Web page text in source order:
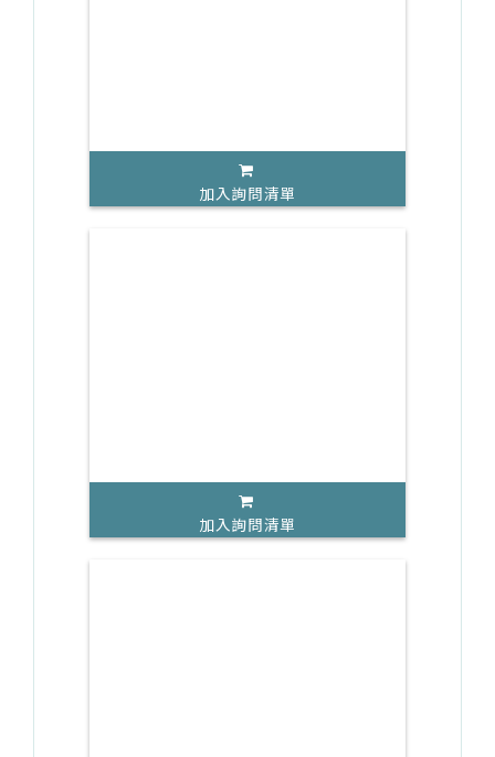
加入詢問清單
加入詢問清單